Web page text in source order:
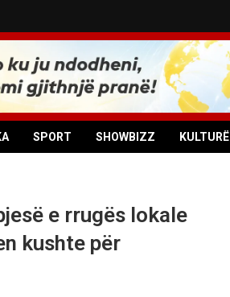
SPORT SHOWBIZZ KULTURË
e rrugës lokale
kushte për